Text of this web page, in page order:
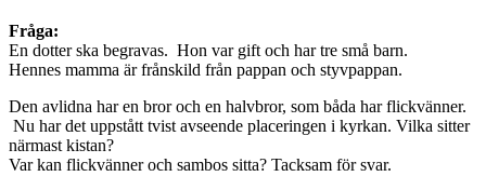
Fråga:
En dotter ska begravas. Hon var gift och har tre små barn.
Hennes mamma är frånskild från pappan och styvpappan.
Den avlidna har en bror och en halvbror, som båda har flickvänner.
Nu har det uppstått tvist avseende placeringen i kyrkan. Vilka sitter
närmast kistan?
Var kan flickvänner och sambos sitta? Tacksam för svar.